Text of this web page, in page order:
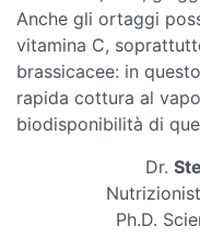
Anche gli ortaggi
vitamina C,
brassicacee: in
rapida cottura al
biodisponibilità di
Dr.
Ph.D.